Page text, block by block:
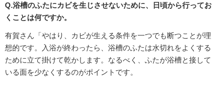
Q.浴槽のふたにカビを生じさせないために、日頃から行ってお
くことは何ですか。
有賀さん「やはり、カビが生える条件を一つでも断つことが理
想的です。入浴が終わったら、浴槽のふたは水切れをよくする
ために立て掛けて乾かします。なるべく、ふたが浴槽と接して
いる面を少なくするのがポイントです。